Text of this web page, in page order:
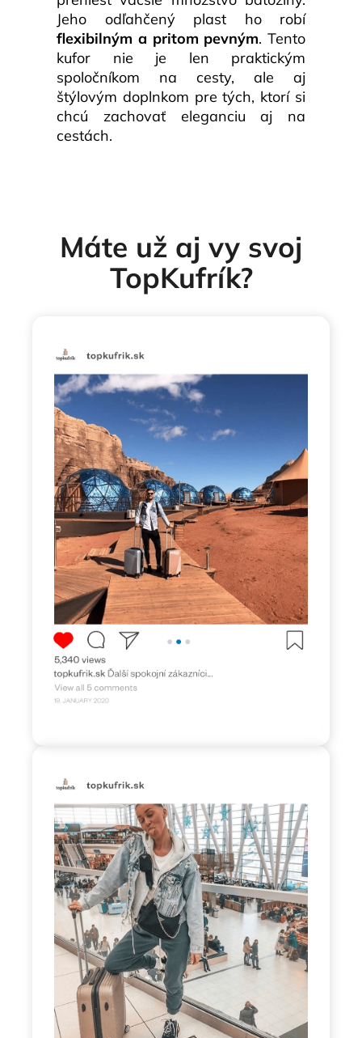
Jeho odľahčený plast ho robí
flexibilným a pritom pevným. Tento
kufor nie je len praktickým
spoločníkom na cesty, ale aj
štýlovým doplnkom pre tých, ktorí si
chcú zachovať eleganciu aj na
cestách.
Máte už aj vy svoj
TopKufrík?